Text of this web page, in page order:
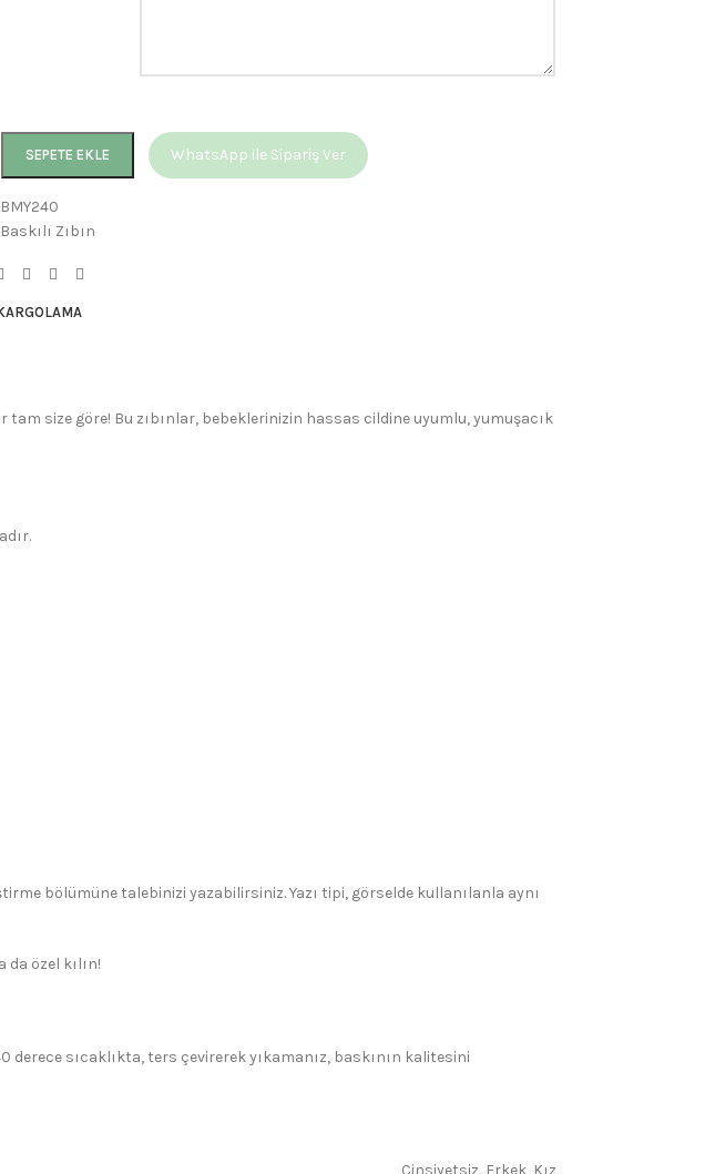
SEPETE EKLE WhatsApp ile Sipariş Ver
Baskılı Zıbın
size göre! Bu zıbınlar, bebeklerinizin hassas cildine uyumlu, yumuşacık
bölümüne talebinizi yazabilirsiniz. Yazı tipi, görselde kullanılanla aynı
özel kılın!
sıcaklıkta, ters çevirerek yıkamanız, baskının kalitesini
Cinsiyetsiz, Erkek, Kız